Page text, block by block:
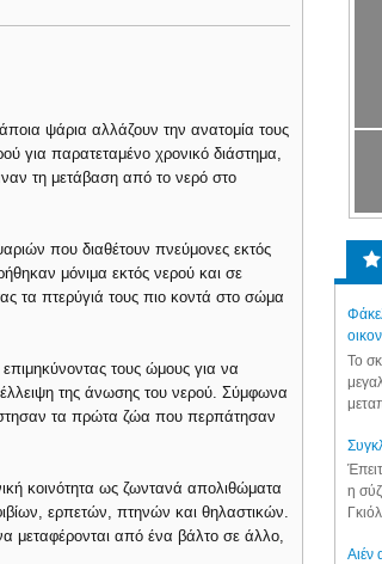
ψάρια αλλάζουν την ανατομία τους
για παρατεταμένο χρονικό διάστημα,
τη μετάβαση από το νερό στο
που διαθέτουν πνεύμονες εκτός
μόνιμα εκτός νερού και σε
τα πτερύγιά τους πιο κοντά στο σώμα
τους ώμους για να
της άνωσης του νερού. Σύμφωνα
τα πρώτα ζώα που περπάτησαν
κοινότητα ως ζωντανά απολιθώματα
ερπετών, πτηνών και θηλαστικών.
μεταφέρονται από ένα βάλτο σε άλλο,
Το
η
Aιέν